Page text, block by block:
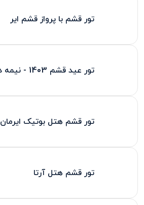
تور قشم با پرواز قشم ایر
تور عید قشم 1403 - نیمه دوم
تور قشم هتل بوتیک ایرمان
تور قشم هتل آرتا